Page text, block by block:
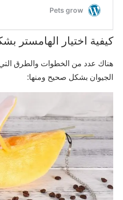
كيفية اختيار الهامستر
هناك عدد من الخطوات والطرق
الجيوان بشكل صحيح ومنها: